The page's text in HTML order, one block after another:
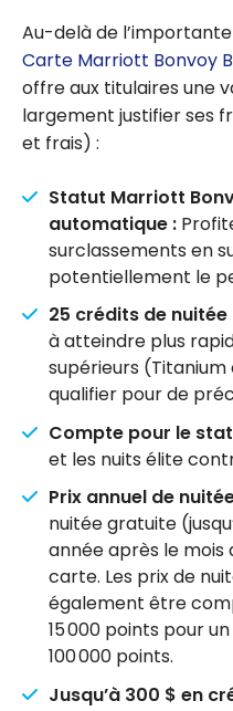
Au-delà de
Carte Marriott Bonvoy
offre aux titulaires une
largement justifier ses
et frais) :
Statut Marriott
automatique :
surclassements en
potentiellement le
25 crédits de nuitée
à atteindre plus
supérieurs
qualifier pour de
Compte pour le
et les nuits élite
Prix annuel de
nuitée gratuite
année après le
carte. Les prix de
également être
15 000 points pour
100 000 points.
Jusqu’à 300 $ en